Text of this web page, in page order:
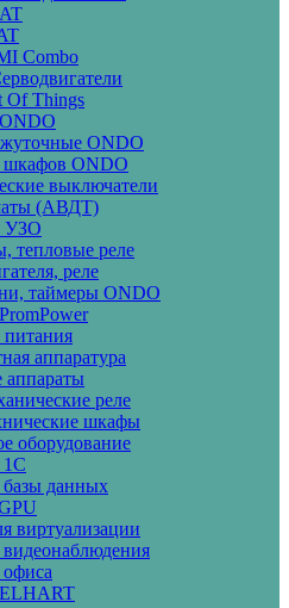
Combo
Of Things
ONDO
шкафов ONDO
выключатели
(АВДТ)
УЗО
тепловые реле
реле
таймеры ONDO
аппаратура
реле
шкафы
оборудование
1С
базы данных
виртуализации
ELHART